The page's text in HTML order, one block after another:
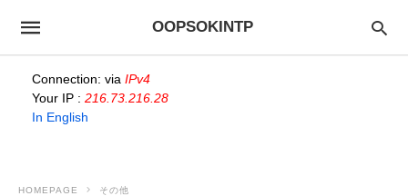
OOPSOKINTP
Connection: via IPv4
Your IP : 216.73.216.28
In English
HOMEPAGE その他